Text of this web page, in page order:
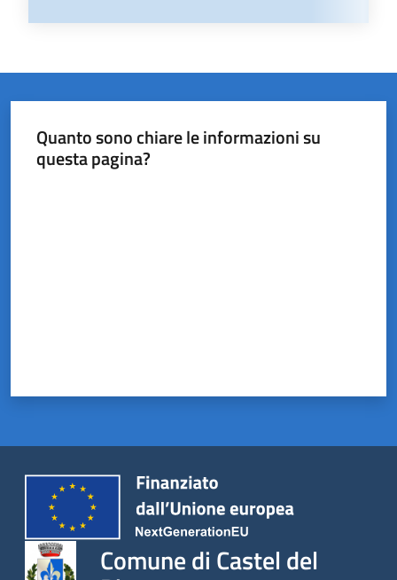
Quanto sono chiare le informazioni su
questa pagina?
Comune di Castel del